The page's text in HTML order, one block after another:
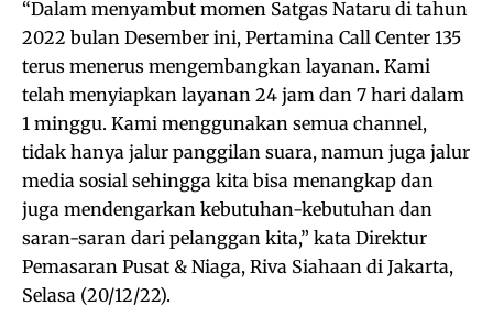
“Dalam menyambut momen Satgas Nataru di tahun
2022 bulan Desember ini, Pertamina Call Center 135
terus menerus mengembangkan layanan. Kami
telah menyiapkan layanan 24 jam dan 7 hari dalam
1 minggu. Kami menggunakan semua channel,
tidak hanya jalur panggilan suara, namun juga jalur
media sosial sehingga kita bisa menangkap dan
juga mendengarkan kebutuhan-kebutuhan dan
saran-saran dari pelanggan kita,” kata Direktur
Pemasaran Pusat & Niaga, Riva Siahaan di Jakarta,
Selasa (20/12/22).